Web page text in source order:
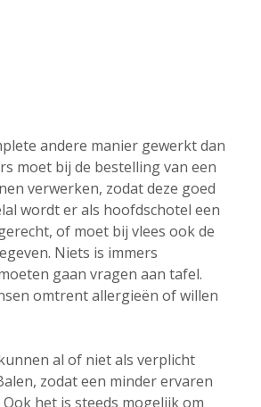
andere manier gewerkt dan
moet bij de bestelling van een
verwerken, zodat deze goed
wordt er als hoofdschotel een
of moet bij vlees ook de
Niets is immers
gaan vragen aan tafel.
omtrent allergieën of willen
al of niet als verplicht
zodat een minder ervaren
het is steeds mogelijk om